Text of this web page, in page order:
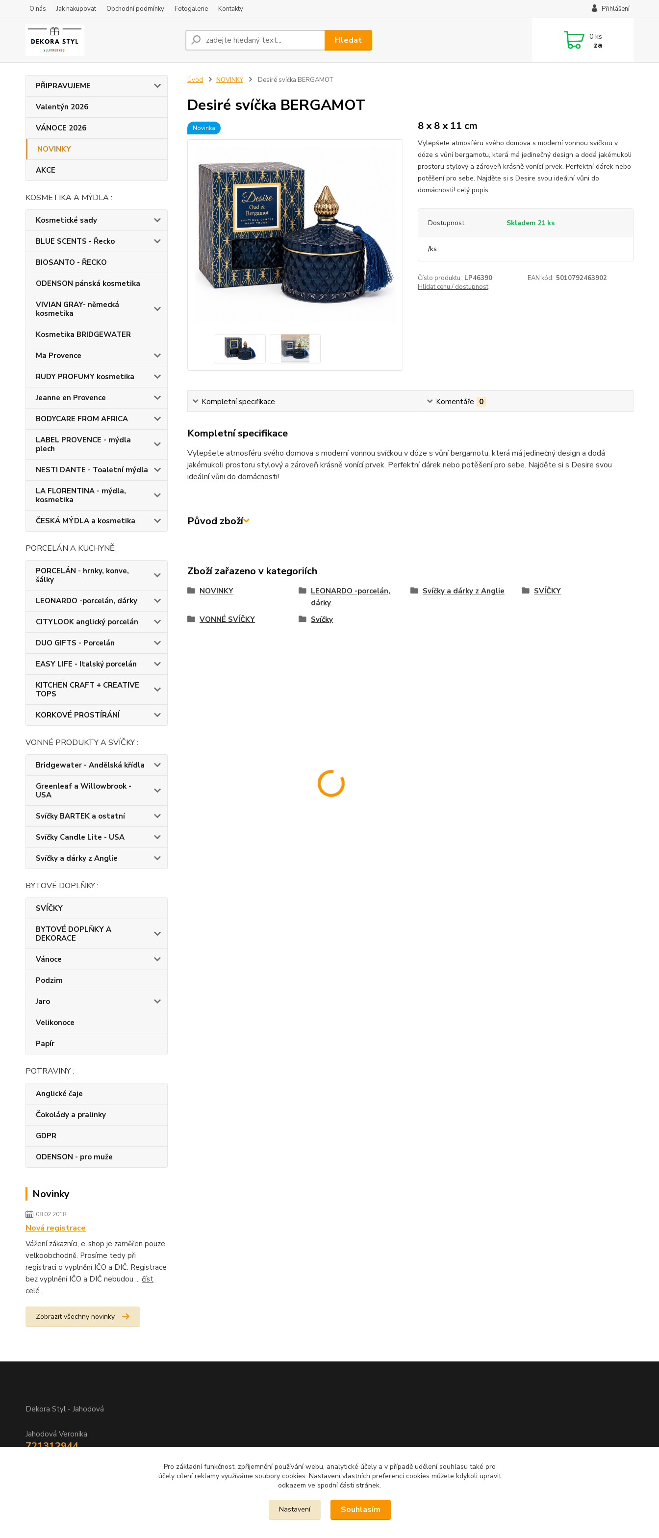
O nás Jak nakupovat Obchodní podmínky Fotogalerie Kontakty Přihlášení
Hledat 0 ks
za
PŘIPRAVUJEME
Valentýn 2026
VÁNOCE 2026
NOVINKY
AKCE
KOSMETIKA A MÝDLA :
Kosmetické sady
BLUE SCENTS - Řecko
BIOSANTO - ŘECKO
ODENSON pánská kosmetika
VIVIAN GRAY- německá
kosmetika
Kosmetika BRIDGEWATER
Ma Provence
RUDY PROFUMY kosmetika
Jeanne en Provence
BODYCARE FROM AFRICA
LABEL PROVENCE - mýdla
plech
NESTI DANTE - Toaletní mýdla
LA FLORENTINA - mýdla,
kosmetika
ČESKÁ MÝDLA a kosmetika
PORCELÁN A KUCHYNĚ:
PORCELÁN - hrnky, konve,
šálky
LEONARDO -porcelán, dárky
CITYLOOK anglický porcelán
DUO GIFTS - Porcelán
EASY LIFE - Italský porcelán
KITCHEN CRAFT + CREATIVE
TOPS
KORKOVÉ PROSTÍRÁNÍ
VONNÉ PRODUKTY A SVÍČKY :
Bridgewater - Andělská křídla
Greenleaf a Willowbrook -
USA
Svíčky BARTEK a ostatní
Svíčky Candle Lite - USA
Svíčky a dárky z Anglie
BYTOVÉ DOPLŇKY :
SVÍČKY
BYTOVÉ DOPLŇKY A
DEKORACE
Vánoce
Podzim
Jaro
Velikonoce
Papír
POTRAVINY :
Anglické čaje
Čokolády a pralinky
GDPR
ODENSON - pro muže
Novinky
08.02.2018
Nová registrace
Vážení zákazníci, e-shop je zaměřen pouze
velkoobchodně. Prosíme tedy při
registraci o vyplnění IČO a DIČ. Registrace
bez vyplnění IČO a DIČ nebudou ... číst
celé
Zobrazit všechny novinky
Úvod NOVINKY Desiré svíčka BERGAMOT
Desiré svíčka BERGAMOT
Novinka 8 x 8 x 11 cm
Vylepšete atmosféru svého domova s ​​moderní vonnou svíčkou v
dóze s vůní bergamotu, která má jedinečný design a dodá jakémukoli
prostoru stylový a zároveň krásně vonící prvek. Perfektní dárek nebo
potěšení pro sebe. Najděte si s Desire svou ideální vůni do
domácnosti! celý popis
Dostupnost Skladem 21 ks
/ks
Číslo produktu: LP46390 EAN kód: 5010792463902
Hlídat cenu / dostupnost
Kompletní specifikace Komentáře 0
Kompletní specifikace
Vylepšete atmosféru svého domova s ​​moderní vonnou svíčkou v dóze s vůní bergamotu, která má jedinečný design a dodá
jakémukoli prostoru stylový a zároveň krásně vonící prvek. Perfektní dárek nebo potěšení pro sebe. Najděte si s Desire svou
ideální vůni do domácnosti!
Původ zboží
Zboží zařazeno v kategoriích
NOVINKY
LEONARDO -porcelán,
dárky
Svíčky a dárky z Anglie SVÍČKY
VONNÉ SVÍČKY Svíčky
Dekora Styl - Jahodová
Jahodová Veronika
721312944
Pro základní funkčnost, zpříjemnění používání webu, analytické účely a v případě udělení souhlasu také pro
účely cílení reklamy využíváme soubory cookies. Nastavení vlastních preferencí cookies můžete kdykoli upravit
odkazem ve spodní části stránek.
Nastavení Souhlasím